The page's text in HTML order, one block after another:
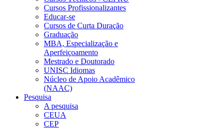
Cursos Profissionalizantes
Educar-se
Cursos de Curta Duração
Graduação
MBA, Especialização e
Aperfeiçoamento
Mestrado e Doutorado
UNISC Idiomas
Núcleo de Apoio Acadêmico
(NAAC)
Pesquisa
A pesquisa
CEUA
CEP